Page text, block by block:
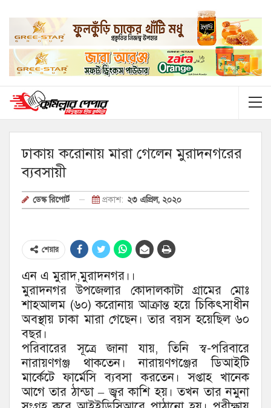
ঢাকায় করোনায় মারা গেলেন মুরাদনগরের
ব্যবসায়ী
ডেস্ক রিপোর্ট প্রকাশ: ২৩ এপ্রিল, ২০২০
শেয়ার
এন এ মুরাদ,মুরাদনগর।।
মুরাদনগর উপজেলার কোদালকাটা গ্রামের মোঃ
শাহআলম (৬০) করোনায় আক্রান্ত হয়ে চিকিৎসাধীন
অবস্থায় ঢাকা মারা গেছেন। তার বয়স হয়েছিল ৬০
বছর।
পরিবারের সূত্রে জানা যায়, তিনি স্ব-পরিবারে
নারায়ণগঞ্জ থাকতেন। নারায়ণগঞ্জের ডিআইটি
মার্কেটে ফার্মেসি ব্যবসা করতেন। সপ্তাহ খানেক
আগে তার ঠান্ডা – জ্বর কাশি হয়। তখন তার নমুনা